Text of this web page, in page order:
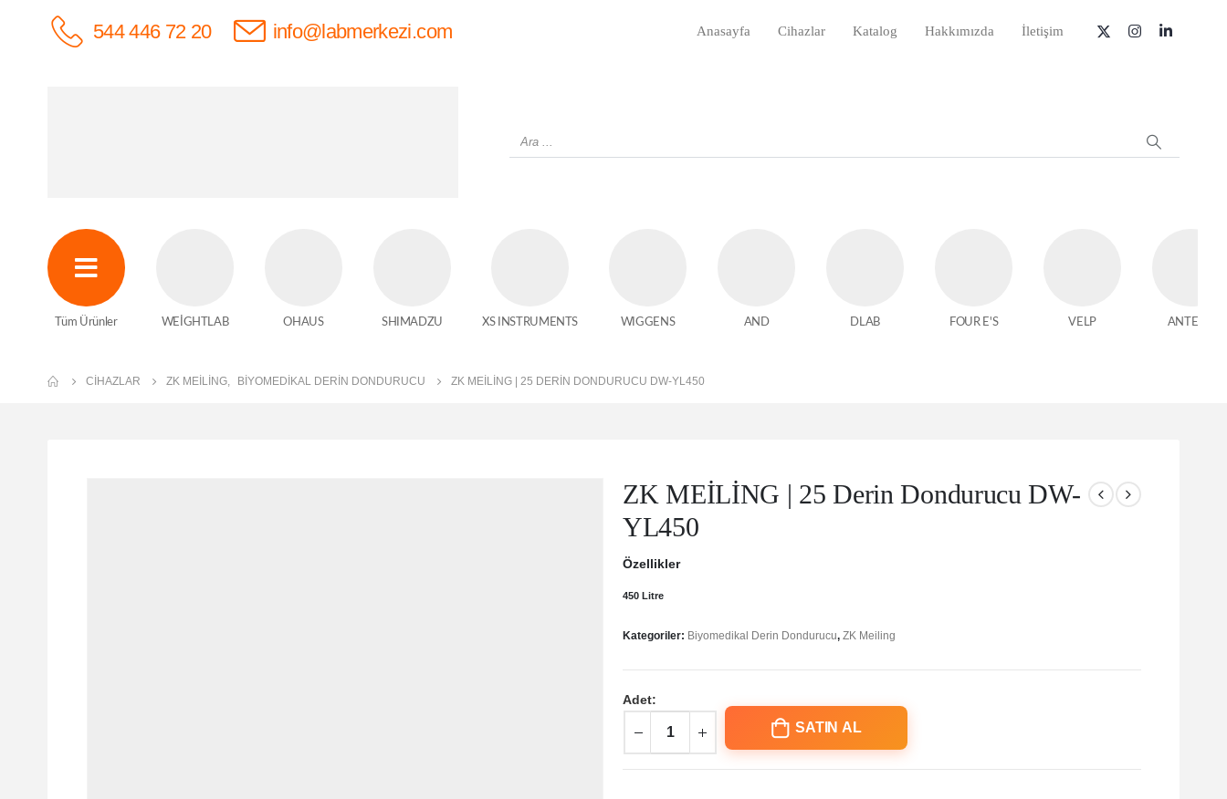
info@labmerkezi.com
544 446 72 20 Anasayfa Cihazlar Katalog Hakkımızda İletişim
Tüm Ürünler WEİGHTLAB OHAUS SHIMADZU XS INSTRUMENTS WIGGENS AND DLAB FOUR E'S VELP ANTECH
CIHAZLAR ZK MEILING BIYOMEDIKAL DERIN DONDURUCU ZK MEİLİNG | 25 DERIN DONDURUCU DW-YL450
ZK MEİLİNG | 25 Derin Dondurucu DW-
YL450
Özellikler
450 Litre
Kategoriler: Biyomedikal Derin Dondurucu, ZK Meiling
Adet:
SATIN AL